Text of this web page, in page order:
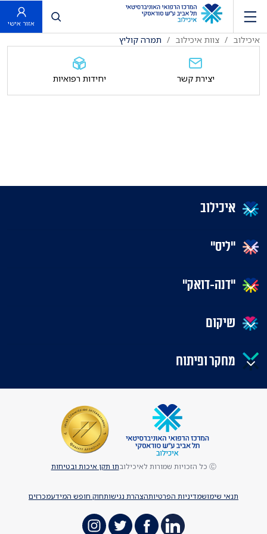
פתח חיפוש
אזור אישי
איכילוב צוות איכילוב תמרה קוליץ
יצירת קשר יחידות רפואיות
איכילוב
"ליס"
"דנה-דואק"
שיקום
מחקר ופיתוח
תנאי שימושמדיניות הפרטיותהצהרת נגישותחוק חופש המידעמכרזים
Ⓒ כל הזכויות שמורות לאיכילוב תו תקן איכות ובטיחות